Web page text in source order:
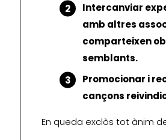
Intercanviar
amb altres
comparteixen
semblants.
Promocionar i
cançons
En queda exclòs tot ànim